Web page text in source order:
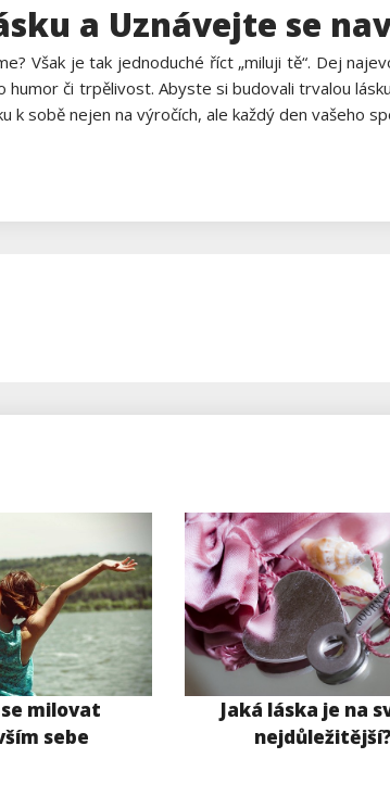
a Uznávejte se
Však je tak jednoduché říct „miluji tě“. Dej
humor či trpělivost. Abyste si budovali trvalou
sobě nejen na výročích, ale každý den vašeho
milovat
sebe
Jaká láska je na